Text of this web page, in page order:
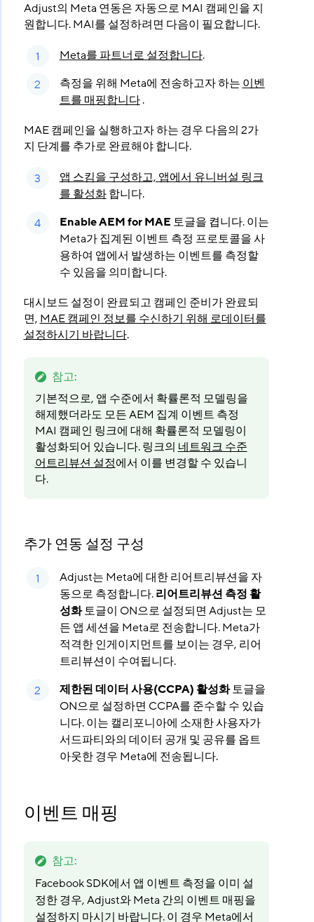
Adjust의 Meta 연동은 자동으로 MAI 캠페인을 지
원합니다. MAI를 설정하려면 다음이 필요합니다.
Meta를 파트너로 설정합니다.
측정을 위해 Meta에 전송하고자 하는 이벤
트를 매핑합니다.
MAE 캠페인을 실행하고자 하는 경우 다음의 2가
지 단계를 추가로 완료해야 합니다.
앱 스킴을 구성하고, 앱에서 유니버설 링크
를 활성화합니다.
Enable AEM for MAE 토글을 켭니다. 이는
Meta가 집계된 이벤트 측정 프로토콜을 사
용하여 앱에서 발생하는 이벤트를 측정할
수 있음을 의미합니다.
대시보드 설정이 완료되고 캠페인 준비가 완료되
면, MAE 캠페인 정보를 수신하기 위해 로데이터를
설정하시기 바랍니다.
참고:
기본적으로, 앱 수준에서 확률론적 모델링을
해제했더라도 모든 AEM 집계 이벤트 측정
MAI 캠페인 링크에 대해 확률론적 모델링이
활성화되어 있습니다. 링크의 네트워크 수준
어트리뷰션 설정에서 이를 변경할 수 있습니
다.
추가 연동 설정 구성
Adjust는 Meta에 대한 리어트리뷰션을 자
동으로 측정합니다.리어트리뷰션 측정 활
성화토글이 ON으로 설정되면 Adjust는 모
든 앱 세션을 Meta로 전송합니다. Meta가
적격한 인게이지먼트를 보이는 경우, 리어
트리뷰션이 수여됩니다.
제한된 데이터 사용(CCPA) 활성화토글을
ON으로 설정하면 CCPA를 준수할 수 있습
니다. 이는 캘리포니아에 소재한 사용자가
서드파티와의 데이터 공개 및 공유를 옵트
아웃한 경우 Meta에 전송됩니다.
이벤트 매핑
참고:
Facebook SDK에서 앱 이벤트 측정을 이미 설
정한 경우, Adjust와 Meta 간의 이벤트 매핑을
설정하지 마시기 바랍니다. 이 경우 Meta에서